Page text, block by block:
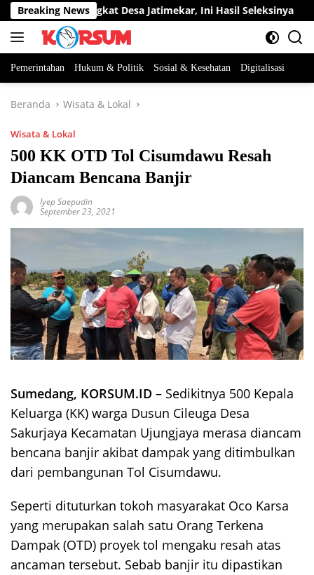
Langsung
ke
konten
Breaking News
Jabatan Perangkat Desa Jatimekar, Ini Hasil Seleksinya
Pemerintahan Hukum & Politik Sosial & Kesehatan Digitalisasi
Beranda Wisata & Lokal
Wisata & Lokal
500 KK OTD Tol Cisumdawu Resah
Diancam Bencana Banjir
Iyep Saepudin
September 23, 2021
Sumedang, KORSUM.ID – Sedikitnya 500 Kepala
Keluarga (KK) warga Dusun Cileuga Desa
Sakurjaya Kecamatan Ujungjaya merasa diancam
bencana banjir akibat dampak yang ditimbulkan
dari pembangunan Tol Cisumdawu.
Seperti dituturkan tokoh masyarakat Oco Karsa
yang merupakan salah satu Orang Terkena
Dampak (OTD) proyek tol mengaku resah atas
ancaman tersebut. Sebab banjir itu dipastikan